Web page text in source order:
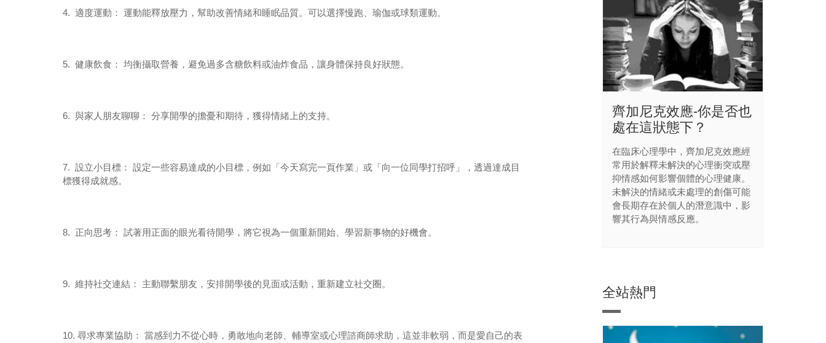
4. 適度運動： 運動能釋放壓力，幫助改善情緒和睡眠品質。可以選擇慢跑、瑜伽或球類運動。
5. 健康飲食： 均衡攝取營養，避免過多含糖飲料或油炸食品，讓身體保持良好狀態。
6. 與家人朋友聊聊： 分享開學的擔憂和期待，獲得情緒上的支持。
7. 設立小目標： 設定一些容易達成的小目標，例如「今天寫完一頁作業」或「向一位同學打招呼」，透過達成目
標獲得成就感。
8. 正向思考： 試著用正面的眼光看待開學，將它視為一個重新開始、學習新事物的好機會。
9. 維持社交連結： 主動聯繫朋友，安排開學後的見面或活動，重新建立社交圈。
10. 尋求專業協助： 當感到力不從心時，勇敢地向老師、輔導室或心理諮商師求助，這並非軟弱，而是愛自己的表
齊加尼克效應-你是否也
處在這狀態下？
在臨床心理學中，齊加尼克效應經
常用於解釋未解決的心理衝突或壓
抑情感如何影響個體的心理健康。
未解決的情緒或未處理的創傷可能
會長期存在於個人的潛意識中，影
響其行為與情感反應。
全站熱門